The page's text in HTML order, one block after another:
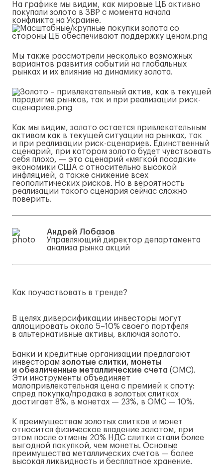
На графике мы видим, как мировые ЦБ активно
покупали золото в ЗВР с момента начала
конфликта на Украине.
Мы также рассмотрели несколько возможных
вариантов развития событий на глобальных
рынках и их влияние на динамику золота.
Как мы видим, золото остается привлекательным
активом как в текущей ситуации на рынках, так
и при реализации риск-сценариев. Единственный
сценарий, при котором золото будет чувствовать
себя плохо, — это сценарий «мягкой посадки»
экономики США с относительно высокой
инфляцией, а также снижение всех
геополитических рисков. Но в вероятность
реализации такого сценария сейчас сложно
поверить.
Андрей Лобазов
Управляющий директор департамента
анализа рынка акций
Как поучаствовать в тренде?
В целях диверсификации инвесторы могут
аллоцировать около 5–10% своего портфеля
в альтернативные активы, включая золото.
Банки и кредитные организации предлагают
инвесторам золотые слитки, монеты
и обезличенные металлические счета (ОМС).
Эти инструменты объединяет
малопривлекательная цена с премией к споту:
спред покупка/продажа в золотых слитках
достигает 8%, в монетах — 23%, в ОМС — 10%.
К преимуществам золотых слитков и монет
относится физическое владение золотом, при
этом после отмены 20% НДС слитки стали более
выгодной покупкой, чем монеты. Основые
преимущества металлических счетов — более
высокая ликвидность и бесплатное хранение.